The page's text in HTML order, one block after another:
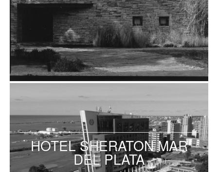
HOTEL SHERATON MAR
DEL PLATA